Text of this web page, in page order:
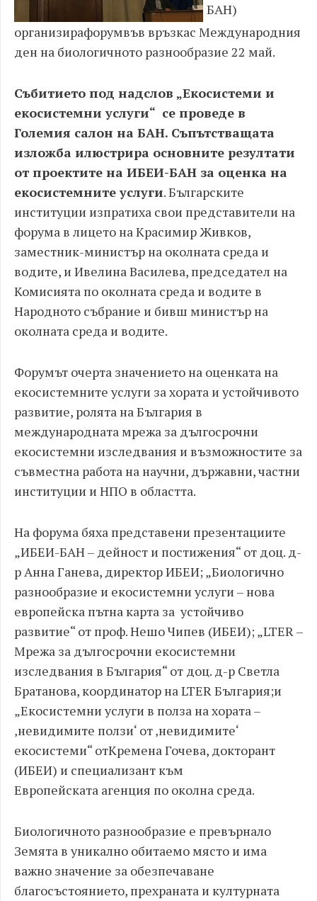
БАН)
организирафорумвъв връзкас Mеждународния
ден на биологичното разнообразие 22 май.
Събитието под надслов „Екосистеми и
екосистемни услуги“ се проведе в
Големия салон на БАН. Съпътстващата
изложба илюстрира основните резултати
от проектите на ИБЕИ-БАН за оценка на
екосистемните услуги. Българските
институции изпратиха свои представители на
форума в лицето на Красимир Живков,
заместник-министър на околната среда и
водите, и Ивелина Василева, председател на
Комисията по околната среда и водите в
Народното събрание и бивш министър на
околната среда и водите.
Форумът очерта значението на оценката на
екосистемните услуги за хората и устойчивото
развитие, ролята на България в
международната мрежа за дългосрочни
екосистемни изследвания и възможностите за
съвместна работа на научни, държавни, частни
институции и НПО в областта.
На форума бяха представени презентациите
„ИБЕИ-БАН – дейност и постижения“ от доц. д-
р Анна Ганева, директор ИБЕИ; „Биологично
разнообразие и екосистемни услуги – нова
европейска пътна карта за устойчиво
развитие“ от проф. Нешо Чипев (ИБЕИ); „LTER –
Мрежа за дългосрочни екосистемни
изследвания в България“ от доц. д-р Светла
Братанова, координатор на LTER България;и
„Екосистемни услуги в полза на хората –
‚невидимите ползи‘ от ‚невидимите‘
екосистеми“ отКремена Гочева, докторант
(ИБЕИ) и специализант към
Европейската агенция по околна среда.
Биологичното разнообразие е превърнало
Земята в уникално обитаемо място и има
важно значение за обезпечаване
благосъстоянието, прехраната и културната